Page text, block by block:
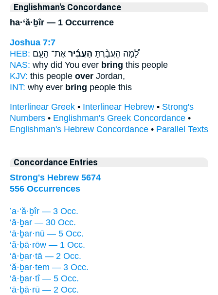
Englishman's Concordance
ha·‘ă·ḇîr — 1 Occurrence
Joshua 7:7
HEB:
לָ֠מָה הֵעֲבַ֨רְתָּ הַעֲבִ֜יר אֶת־ הָעָ֤ם
NAS: why did You ever bring this people
KJV: this people over Jordan,
INT: why ever bring people this
Interlinear Greek • Interlinear Hebrew • Strong's
Numbers • Englishman's Greek Concordance •
Englishman's Hebrew Concordance • Parallel Texts
Concordance Entries
Strong's Hebrew 5674
556 Occurrences
’a·‘ă·ḇîr — 3 Occ.
‘ā·ḇar — 30 Occ.
‘ā·ḇar·nū — 5 Occ.
‘ă·ḇā·rōw — 1 Occ.
‘ā·ḇar·tā — 2 Occ.
‘ă·ḇar·tem — 3 Occ.
‘ā·ḇar·tî — 5 Occ.
‘ā·ḇā·rū — 2 Occ.